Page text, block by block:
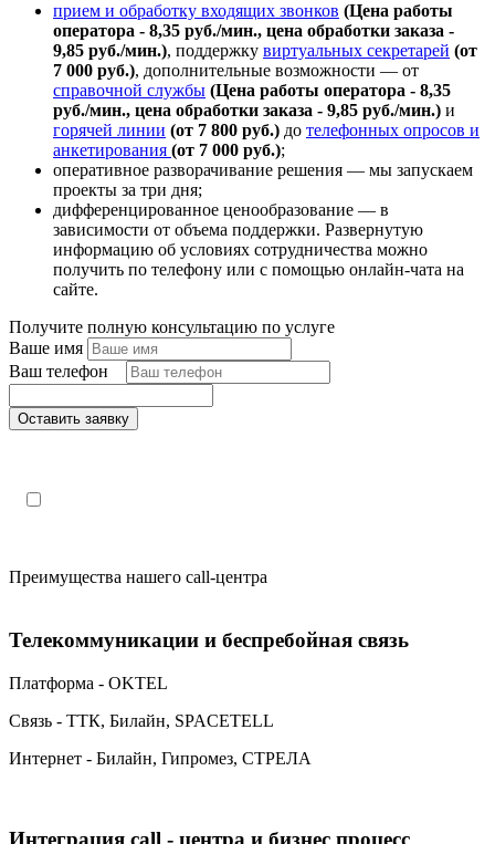
прием и обработку входящих звонков (Цена работы
оператора - 8,35 руб./мин., цена обработки заказа -
9,85 руб./мин.), поддержку виртуальных секретарей (от
7 000 руб.), дополнительные возможности — от
справочной службы (Цена работы оператора - 8,35
руб./мин., цена обработки заказа - 9,85 руб./мин.) и
горячей линии (от 7 800 руб.) до телефонных опросов и
анкетирования (от 7 000 руб.);
оперативное разворачивание решения — мы запускаем
проекты за три дня;
дифференцированное ценообразование — в
зависимости от объема поддержки. Развернутую
информацию об условиях сотрудничества можно
получить по телефону или с помощью онлайн-чата на
сайте.
Получите полную консультацию по услуге
Ваше имя
Ваш телефон
Оставить заявку
Преимущества нашего call-центра
Телекоммуникации и беспребойная связь
Платформа - OKTEL
Связь - ТТК, Билайн, SPACETELL
Интернет - Билайн, Гипромез, СТРЕЛА
Интеграция call - центра и бизнес процесс